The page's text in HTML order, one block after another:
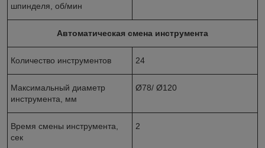
шпинделя, об/мин
Автоматическая смена инструмента
Количество инструментов 24
Максимальный диаметр
инструмента, мм
Ø78/ Ø120
Время смены инструмента,
сек
2